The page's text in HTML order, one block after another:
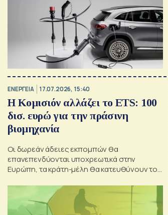
ΕΝΕΡΓΕΙΑ 17.07.2026, 15:40
Η Κομισιόν αλλάζει το ETS: 100
δισ. ευρώ για την πράσινη
βιομηχανία
Οι δωρεάν άδειες εκπομπών θα
επανεπενδύονται υποχρεωτικά στην
Ευρώπη, τα κράτη-μέλη θα κατευθύνουν το
απανθρακοποίηση και δημιουργείται νέα
Τράπεζα Βιομηχανικής Απανθρακοποίησης
με κεφάλαια 100 δισ. ευρώ